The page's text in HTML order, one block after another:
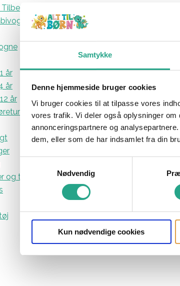
Samtykke
Denne hjemmeside bruger cookies
Vi bruger cookies til at tilpasse vores
vores trafik. Vi deler også oplysninger
annonceringspartnere og
dem, eller som de har indsamlet fra din
Nødvendig
Kun nødvendige cookies
år
år
år
og tuscher